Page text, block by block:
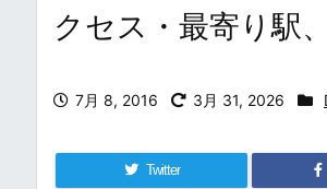
クセス・最寄り駅
7月 8, 2016 3月 31, 2026
Twitter